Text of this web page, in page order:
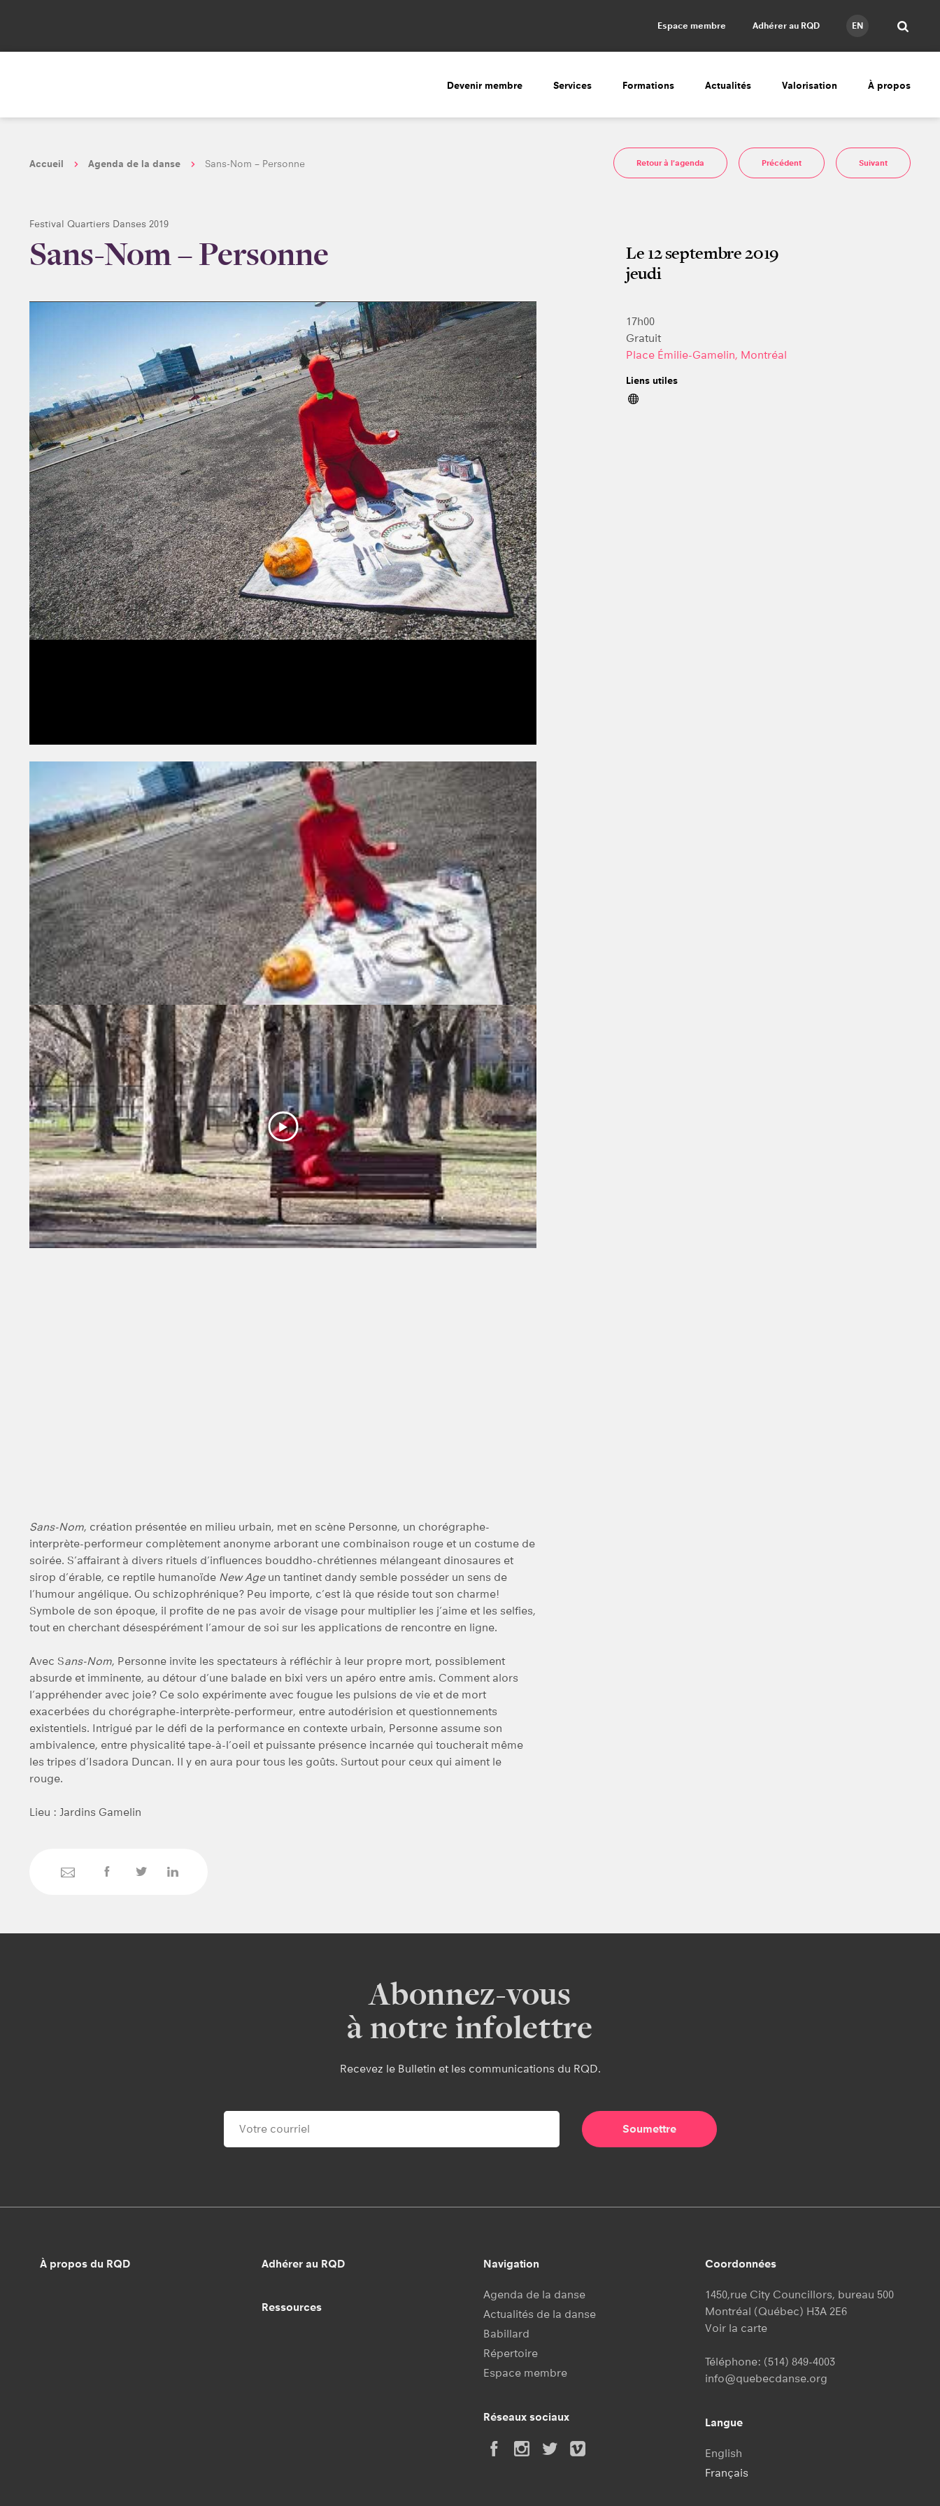
EN
Adhérer au RQD
Espace membre
Devenir membre Services Formations Actualités Valorisation À propos
Accueil Agenda de la danse Sans-Nom – Personne
Festival Quartiers Danses 2019
Sans-Nom – Personne
Sans-Nom, création présentée en milieu urbain, met en scène Personne, un chorégraphe-
interprète-performeur complètement anonyme arborant une combinaison rouge et un costume de
soirée. S’affairant à divers rituels d’influences bouddho-chrétiennes mélangeant dinosaures et
sirop d’érable, ce reptile humanoïde New Ageun tantinet dandy semble posséder un sens de
l’humour angélique. Ou schizophrénique? Peu importe, c’est là que réside tout son charme!
Symbole de son époque, il profite de ne pas avoir de visage pour multiplier les j’aime et les selfies,
tout en cherchant désespérément l’amour de soi sur les applications de rencontre en ligne.
Avec Sans-Nom, Personne invite les spectateurs à réfléchir à leur propre mort, possiblement
absurde et imminente, au détour d’une balade en bixi vers un apéro entre amis. Comment alors
l’appréhender avec joie? Ce solo expérimente avec fougue les pulsions de vie et de mort
exacerbées du chorégraphe-interprète-performeur, entre autodérision et questionnements
existentiels. Intrigué par le défi de la performance en contexte urbain, Personne assume son
ambivalence, entre physicalité tape-à-l’oeil et puissante présence incarnée qui toucherait même
les tripes d’Isadora Duncan. Il y en aura pour tous les goûts. Surtout pour ceux qui aiment le
rouge.
Lieu : Jardins Gamelin
Retour à l'agenda Précédent Suivant
Le 12 septembre 2019
jeudi
17h00
Gratuit
Place Émilie-Gamelin, Montréal
Liens utiles
Abonnez-vous
à notre infolettre
Recevez le Bulletin et les communications du RQD.
À propos du RQD Adhérer au RQD
Ressources
Navigation
Agenda de la danse
Actualités de la danse
Babillard
Répertoire
Espace membre
Réseaux sociaux
Coordonnées
1450,rue City Councillors, bureau 500
Montréal (Québec) H3A 2E6
Voir la carte
Téléphone: (514) 849-4003
info@quebecdanse.org
Langue
English
Français